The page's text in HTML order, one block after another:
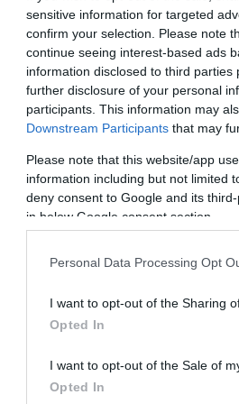
sensitive information for targeted
confirm your selection. Please note
continue seeing interest-based ads
information disclosed to third
further disclosure of your personal
participants. This information may
Downstream Participants that may
Please note that this website/app
information including but not limited
deny consent to Google and its
in below Google consent section.
Personal Data Processing Opt
I want to opt-out of the Sharing
Opted In
I want to opt-out of the Sale of
Opted In
Θεωρώ πως παίζω